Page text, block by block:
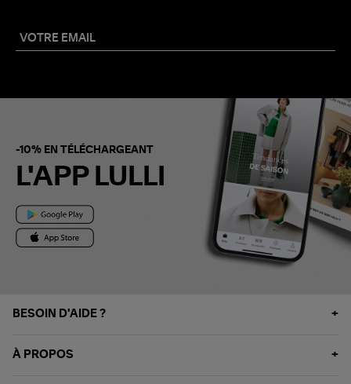
-10% EN TÉLÉCHARGEANT
L'APP LULLI
BESOIN D'AIDE ?
À PROPOS